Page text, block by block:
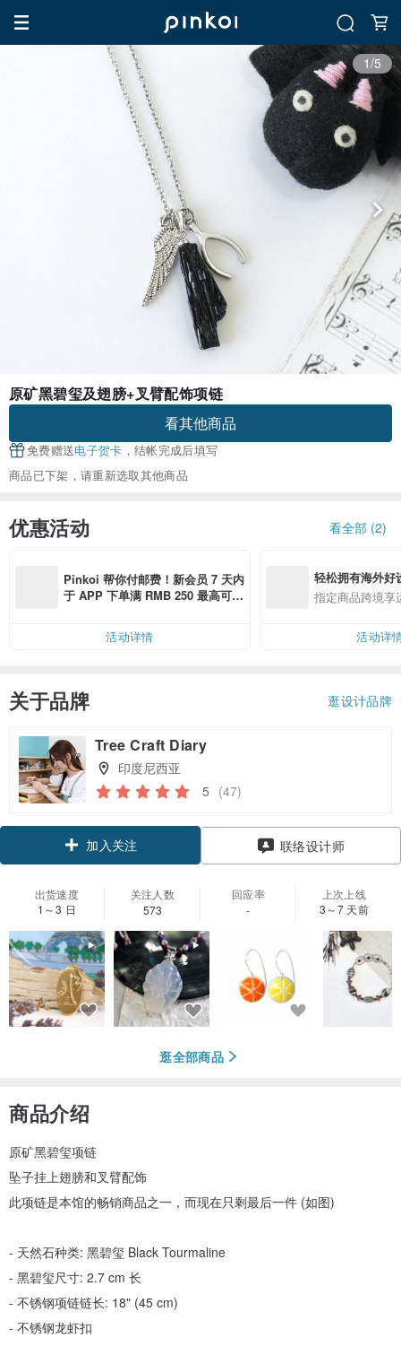
1/5
原矿黑碧玺及翅膀+叉臂配饰项链
看其他商品
免费赠送电子贺卡 ，结帐完成后填写
商品已下架，请重新选取其他商品
优惠活动 看全部 (2)
Pinkoi 帮你付邮费！新会员 7 天内
于 APP 下单满 RMB 250 最高可折
活动详情
轻松拥有海外好
指定商品跨境享
活动详
关于品牌 逛设计品牌
Tree Craft Diary
印度尼西亚
5 (47)
加入关注 联络设计师
出货速度
1～3 日
关注人数
573
回应率
-
上次上线
3～7 天前
逛全部商品
商品介绍
原矿黑碧玺项链
坠子挂上翅膀和叉臂配饰
此项链是本馆的畅销商品之一，而现在只剩最后一件 (如图)
- 天然石种类: 黑碧玺 Black Tourmaline
- 黑碧玺尺寸: 2.7 cm 长
- 不锈钢项链链长: 18" (45 cm)
- 不锈钢龙虾扣